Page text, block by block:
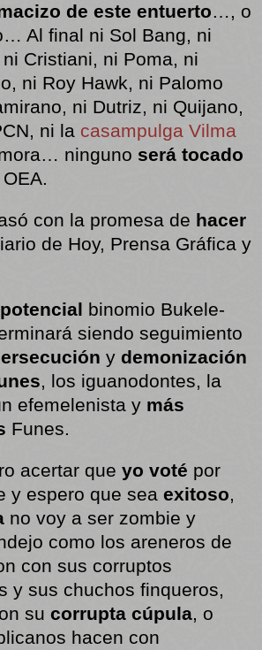
de este entuerto…, o
Al final ni Sol Bang, ni
Cristiani, ni Poma, ni
ni Roy Hawk, ni Palomo
ni Dutriz, ni Quijano,
ni la casampulga Vilma
ninguno será tocado
con la promesa de hacer
de Hoy, Prensa Gráfica y
potencial binomio Bukele-
siendo seguimiento
y demonización
, los iguanodontes, la
efemelenista y más
Funes.
acertar que yo voté por
y espero que sea exitoso,
no voy a ser zombie y
como los areneros de
con sus corruptos
y sus chuchos finqueros,
su corrupta cúpula, o
hacen con